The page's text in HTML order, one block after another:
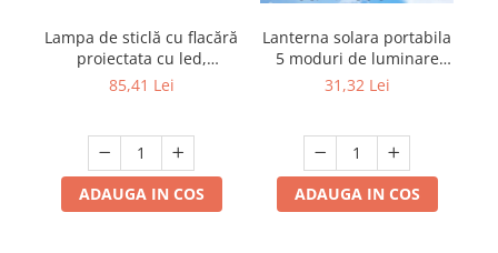
Lustre
Spoturi led pe sina
Prelungitoare/Derulatoare
Triplu Stecher
Întrerupătoare/Comutatoare
Ştechere/Stecher adaptor
Lampa de sticlă cu flacără
proiectata cu led,
reglabilă, cu senzor de
reincarcabilă pentru
dormitor, restaurant,
cafenea, lanternă de
masă cu lumină caldă
85,41 Lei
ADAUGA IN COS
Lanterna solara portabila
5 moduri de luminare
puternica cu suport
31,32 Lei
ADAUGA IN COS